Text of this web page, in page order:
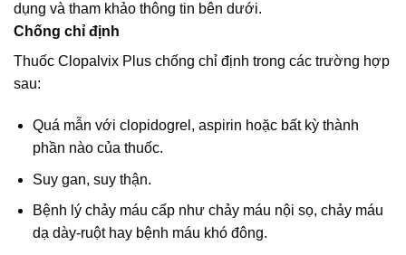
dụng và tham khảo thông tin bên dưới.
Chống chỉ định
Thuốc Clopalvix Plus chống chỉ định trong các trường hợp
sau:
Quá mẫn với clopidogrel, aspirin hoặc bất kỳ thành
phần nào của thuốc.
Suy gan, suy thận.
Bệnh lý chảy máu cấp như chảy máu nội sọ, chảy máu
dạ dày-ruột hay bệnh máu khó đông.